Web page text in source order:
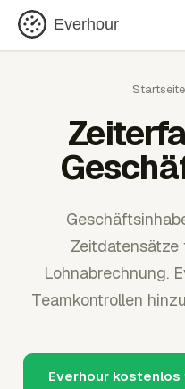
Everhour
Startseite
Lohnabrechnung.
Teamkontrollen
Everhour